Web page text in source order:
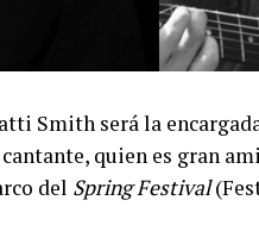
Smith será la
quien es gran
del Spring Festival